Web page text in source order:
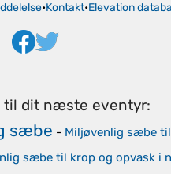
•Kontakt•Elevation
til dit næste eventyr:
sæbe - Miljøvenlig sæbe
sæbe til krop og opvask i